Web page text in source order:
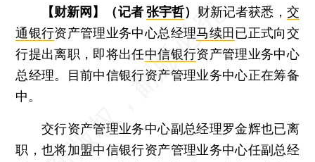
【财新网】（记者张宇哲） 财新记者获悉， 交
通银行资产管理业务中心总经理马续田 已正式向交
行提出离职，即将出任中信银行资产管理业务中心
总经理。目前中信银行资产管理业务中心正在筹备
中。
交行资产管理业务中心副总经理罗金辉也已离
职，也将加盟中信银行资产管理业务中心任副总经